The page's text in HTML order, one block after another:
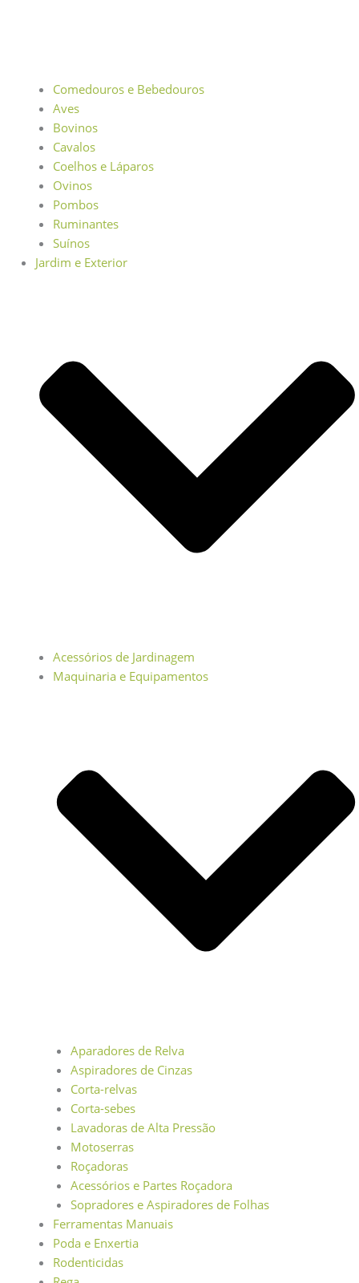
Comedouros e Bebedouros
Aves
Bovinos
Cavalos
Coelhos e Láparos
Ovinos
Pombos
Ruminantes
Suínos
Jardim e Exterior
Acessórios de Jardinagem
Maquinaria e Equipamentos
Aparadores de Relva
Aspiradores de Cinzas
Corta-relvas
Corta-sebes
Lavadoras de Alta Pressão
Motoserras
Roçadoras
Acessórios e Partes Roçadora
Sopradores e Aspiradores de Folhas
Ferramentas Manuais
Poda e Enxertia
Rodenticidas